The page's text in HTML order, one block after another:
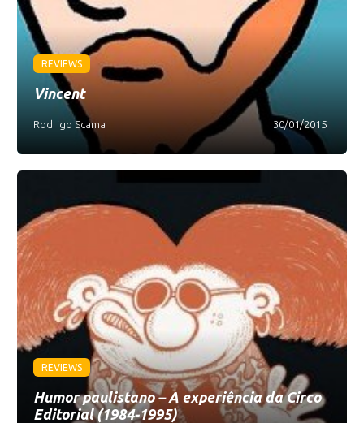
REVIEWS
Vincent
Rodrigo Scama 30/01/2015
REVIEWS
Humor paulistano – A experiência da Circo
Editorial (1984-1995)